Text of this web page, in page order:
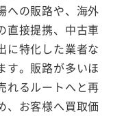
への販路や、海外
直接提携、中古車
に特化した業者な
す。販路が多いほ
れるルートへと再
、お客様へ買取価